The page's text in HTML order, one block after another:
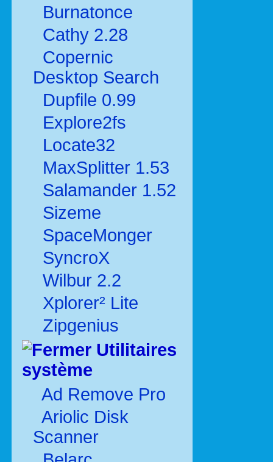
Burnatonce
Cathy 2.28
Copernic
Desktop Search
Dupfile 0.99
Explore2fs
Locate32
MaxSplitter 1.53
Salamander 1.52
Sizeme
SpaceMonger
SyncroX
Wilbur 2.2
Xplorer² Lite
Zipgenius
Utilitaires
système
Ad Remove Pro
Ariolic Disk
Scanner